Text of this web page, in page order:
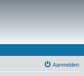
Aanmelden